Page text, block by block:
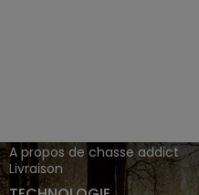
A propos de chasse addict
Livraison